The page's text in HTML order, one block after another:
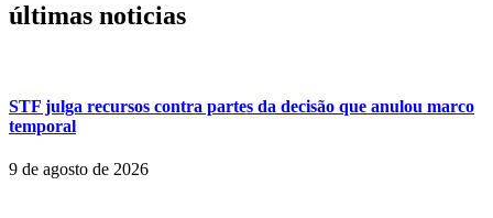
últimas noticias
STF julga recursos contra partes da decisão que anulou marco
temporal
9 de agosto de 2026